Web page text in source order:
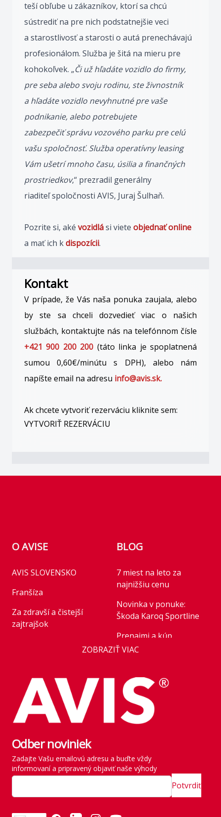
teší obľube u zákazníkov, ktorí sa chcú
sústrediť na pre nich podstatnejšie veci
a starostlivosť a starosti o autá prenechávajú
profesionálom. Služba je šitá na mieru pre
kohokoľvek. „Či už hľadáte vozidlo do firmy,
pre seba alebo svoju rodinu, ste živnostník
a hľadáte vozidlo nevyhnutné pre vaše
podnikanie, alebo potrebujete
zabezpečiť správu vozového parku pre celú
vašu spoločnosť. Služba operatívny leasing
Vám ušetrí mnoho času, úsilia a finančných
prostriedkov,“ prezradil generálny
riaditeľ spoločnosti AVIS, Juraj Šulhaň.
Pozrite si, aké vozidlási viete objednaťonline
a mať ich kdispozícii.
Kontakt
V prípade, že Vás naša ponuka zaujala, alebo
by ste sa chceli dozvedieť viac o našich
službách, kontaktujte nás na telefónnom čísle
+421 900 200 200 (táto linka je spoplatnená
sumou 0,60€/minútu s DPH), alebo nám
napíšte email na adresu info@avis.sk.
Ak chcete vytvoriť rezerváciu kliknite sem:
VYTVORIŤ REZERVÁCIU
O AVISE
AVIS SLOVENSKO
Franšíza
Za zdravší a čistejší
zajtrajšok
Kariéra
Franchise
Kľúčoví zamestnanci
História
SITE MAP
BLOG
7 miest na leto za
najnižšiu cenu
Novinka v ponuke:
Škoda Karoq Sportline
Prenajmi a kúp
Novinka v ponuke:
Style Plus
Parkovanie pre rastúce
flotily: nové modely
mobility v roku 2026
Vyzdvihnutie vozidla
Zavádzame vlastné
Odvezte si všetko naraz
ZOBRAZIŤ VIAC
Odber noviniek
Zadajte Vašu emailovú adresu a buďte vždy
informovaní a pripravený objaviť naše výhody
Potvrdiť